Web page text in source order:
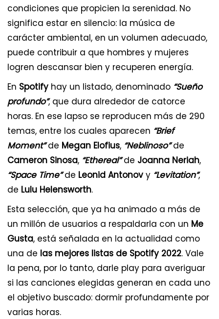
condiciones que propicien la serenidad. No
significa estar en silencio: la música de
carácter ambiental, en un volumen adecuado,
puede contribuir a que hombres y mujeres
logren descansar bien y recuperen energía.
En Spotify hay un listado, denominado “Sueño
profundo”, que dura alrededor de catorce
horas. En ese lapso se reproducen más de 290
temas, entre los cuales aparecen “Brief
Moment”de Megan Elofius, “Neblinoso”de
Cameron Sinosa, “Ethereal”de Joanna Neriah,
“Space Time”de Leonid Antonov y “Levitation”,
de Lulu Helensworth.
Esta selección, que ya ha animado a más de
un millón de usuarios a respaldarla con un Me
Gusta, está señalada en la actualidad como
una de las mejores listas de Spotify 2022. Vale
la pena, por lo tanto, darle play para averiguar
si las canciones elegidas generan en cada uno
el objetivo buscado: dormir profundamente por
varias horas.